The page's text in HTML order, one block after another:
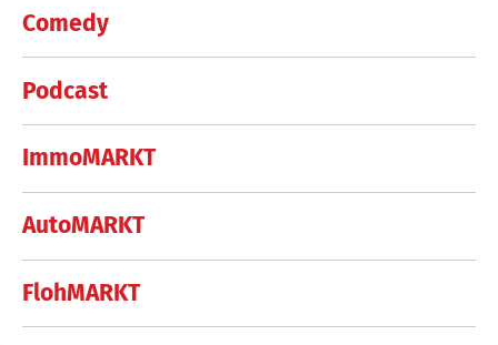
Comedy
Podcast
ImmoMARKT
AutoMARKT
FlohMARKT